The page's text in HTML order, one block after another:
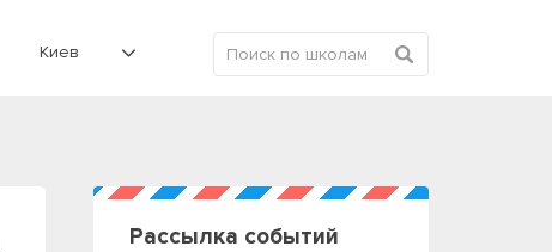
Киев
Рассылка событий